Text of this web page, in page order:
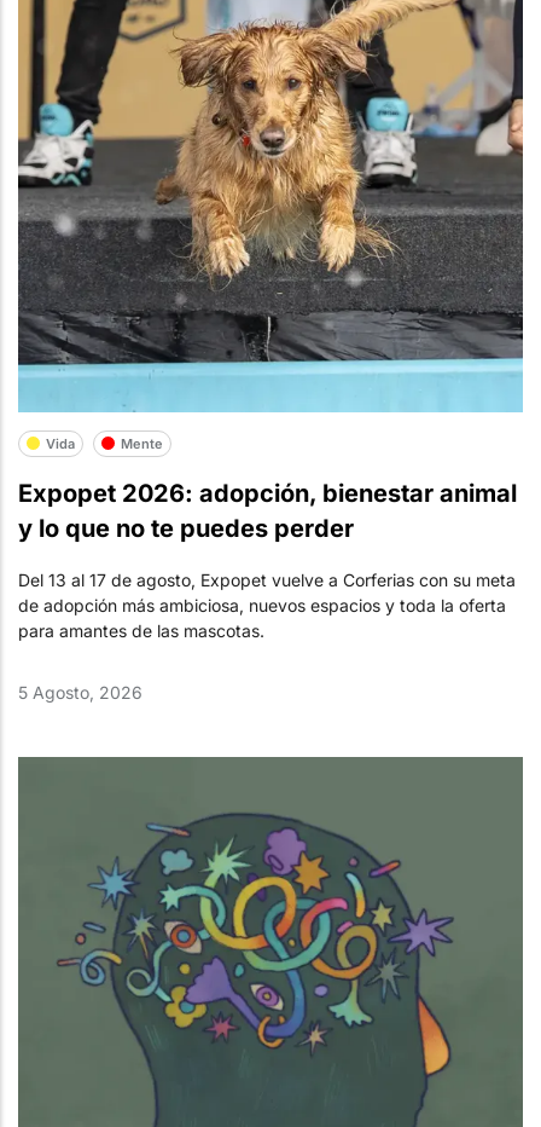
Vida Mente
Expopet 2026: adopción, bienestar animal
y lo que no te puedes perder
Del 13 al 17 de agosto, Expopet vuelve a Corferias con su meta
de adopción más ambiciosa, nuevos espacios y toda la oferta
para amantes de las mascotas.
5 Agosto, 2026